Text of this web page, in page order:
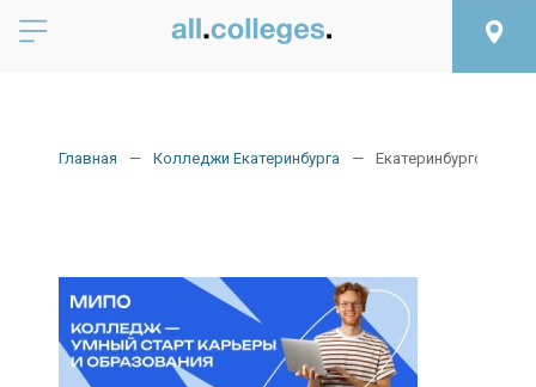
Главная Колледжи Екатеринбурга Екатеринбургский